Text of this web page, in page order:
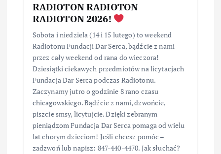
RADIOTON RADIOTON
RADIOTON 2026!
Sobota i niedziela (14 i 15 lutego) to weekend
Radiotonu Fundacji Dar Serca, bądźcie z nami
przez cały weekend od rana do wieczora!
Dziesiątki ciekawych przedmiotów na licytacjach
Fundacja Dar Serca podczas Radiotonu.
Zaczynamy jutro o godzinie 8 rano czasu
chicagowskiego. Bądźcie z nami, dzwońcie,
piszcie smsy, licytujcie. Dzięki zebranym
pieniądzom Fundacja Dar Serca pomaga od wielu
lat chorym dzieciom! Jeśli chcesz pomóc –
zadzwoń lub napisz: 847-440-4470. Jak słuchać?